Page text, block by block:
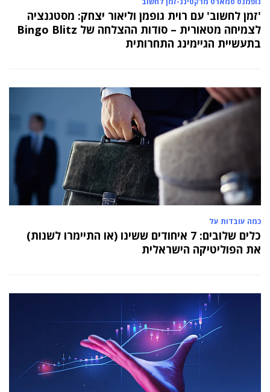
'זמן לחשוב' עם רוית גופמן וליאור יצחק: מסטגנציה
לצמיחה מטאורית – סודות ההצלחה של Bingo Blitz
בתעשיית הגיימינג התחרותית
כמה עובדות על
כלים שלובים: 7 איחודים ששינו (או התיימרו לשנות)
את הפוליטיקה הישראלית